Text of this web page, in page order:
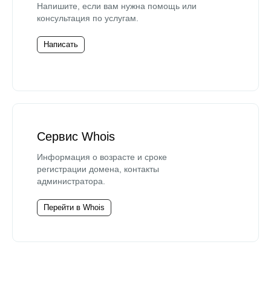
Напишите, если вам нужна помощь или
консультация по услугам.
Написать
Сервис Whois
Информация о возрасте и сроке
регистрации домена, контакты
администратора.
Перейти в Whois